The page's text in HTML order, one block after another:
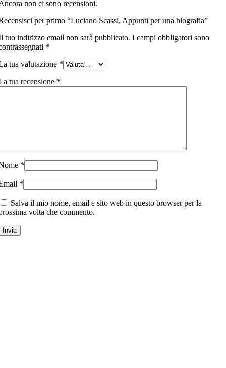
non ci sono recensioni.
per primo “Luciano Scassi, Appunti per una biografia”
tuo indirizzo email non sarà pubblicato. I campi obbligatori sono
*
tua valutazione *
tua recensione *
*
*
Salva il mio nome, email e sito web in questo browser per la
volta che commento.